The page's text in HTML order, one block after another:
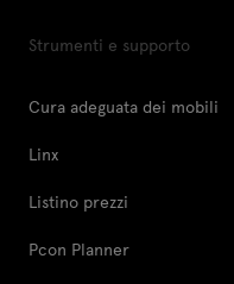
Strumenti e supporto
Cura adeguata dei mobili
Linx
Listino prezzi
Pcon Planner